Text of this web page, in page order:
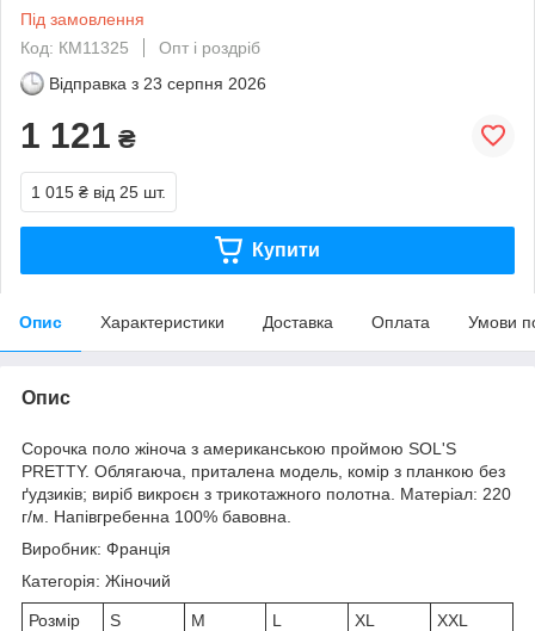
Під замовлення
Код: КМ11325
Опт і роздріб
Відправка з 23 серпня 2026
1 121 ₴
1 015 ₴ від 25 шт.
Купити
Опис Характеристики Доставка Оплата Умови
Опис
Сорочка поло жіноча з американською проймою SOL'S
PRETTY. Облягаюча, приталена модель, комір з планкою без
ґудзиків; виріб викроєн з трикотажного полотна. Матеріал: 220
г/м. Напівгребенна 100% бавовна.
Виробник: Франція
Категорія: Жіночий
Розмір S M L XL
XXL